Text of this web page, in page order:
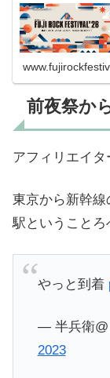
前夜祭か
アフィリエイタ
東京から新幹
駅ということろ
やっと到着
— 半兵衛@
2023